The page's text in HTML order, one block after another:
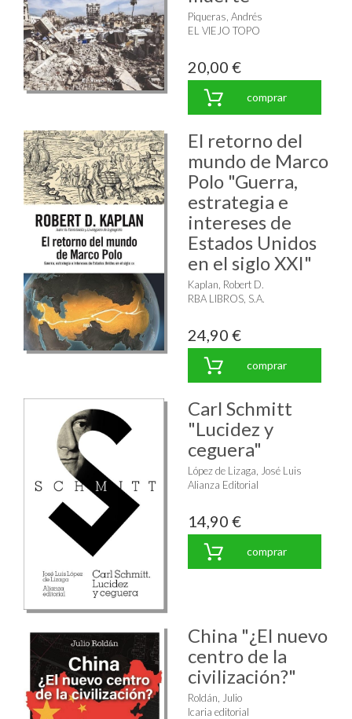
Piqueras, Andrés
EL VIEJO TOPO
20,00 €
comprar
El retorno del
mundo de Marco
Polo "Guerra,
estrategia e
intereses de
Estados Unidos
en el siglo XXI"
Kaplan, Robert D.
RBA LIBROS, S.A.
24,90 €
comprar
Carl Schmitt
"Lucidez y
ceguera"
López de Lizaga, José Luis
Alianza Editorial
14,90 €
comprar
China "¿El nuevo
centro de la
civilización?"
Roldán, Julio
Icaria editorial